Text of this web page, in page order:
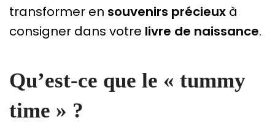
transformer en souvenirs précieux à
consigner dans votre livre de naissance.
Qu’est-ce que le « tummy
time » ?